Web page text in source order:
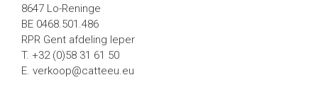
8647 Lo-Reninge
BE 0468.501.486
RPR Gent afdeling Ieper
T. +32 (0)58 31 61 50
E. verkoop@catteeu.eu